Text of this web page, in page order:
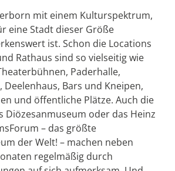
mit einem Kulturspektrum,
eine Stadt dieser Größe
ist. Schon die Locations
Rathaus sind so vielseitig wie
Paderhalle,
Bars und Kneipen,
und öffentliche Plätze. Auch die
Diözesanmuseum oder das Heinz
– das größte
der Welt! – machen neben
regelmäßig durch